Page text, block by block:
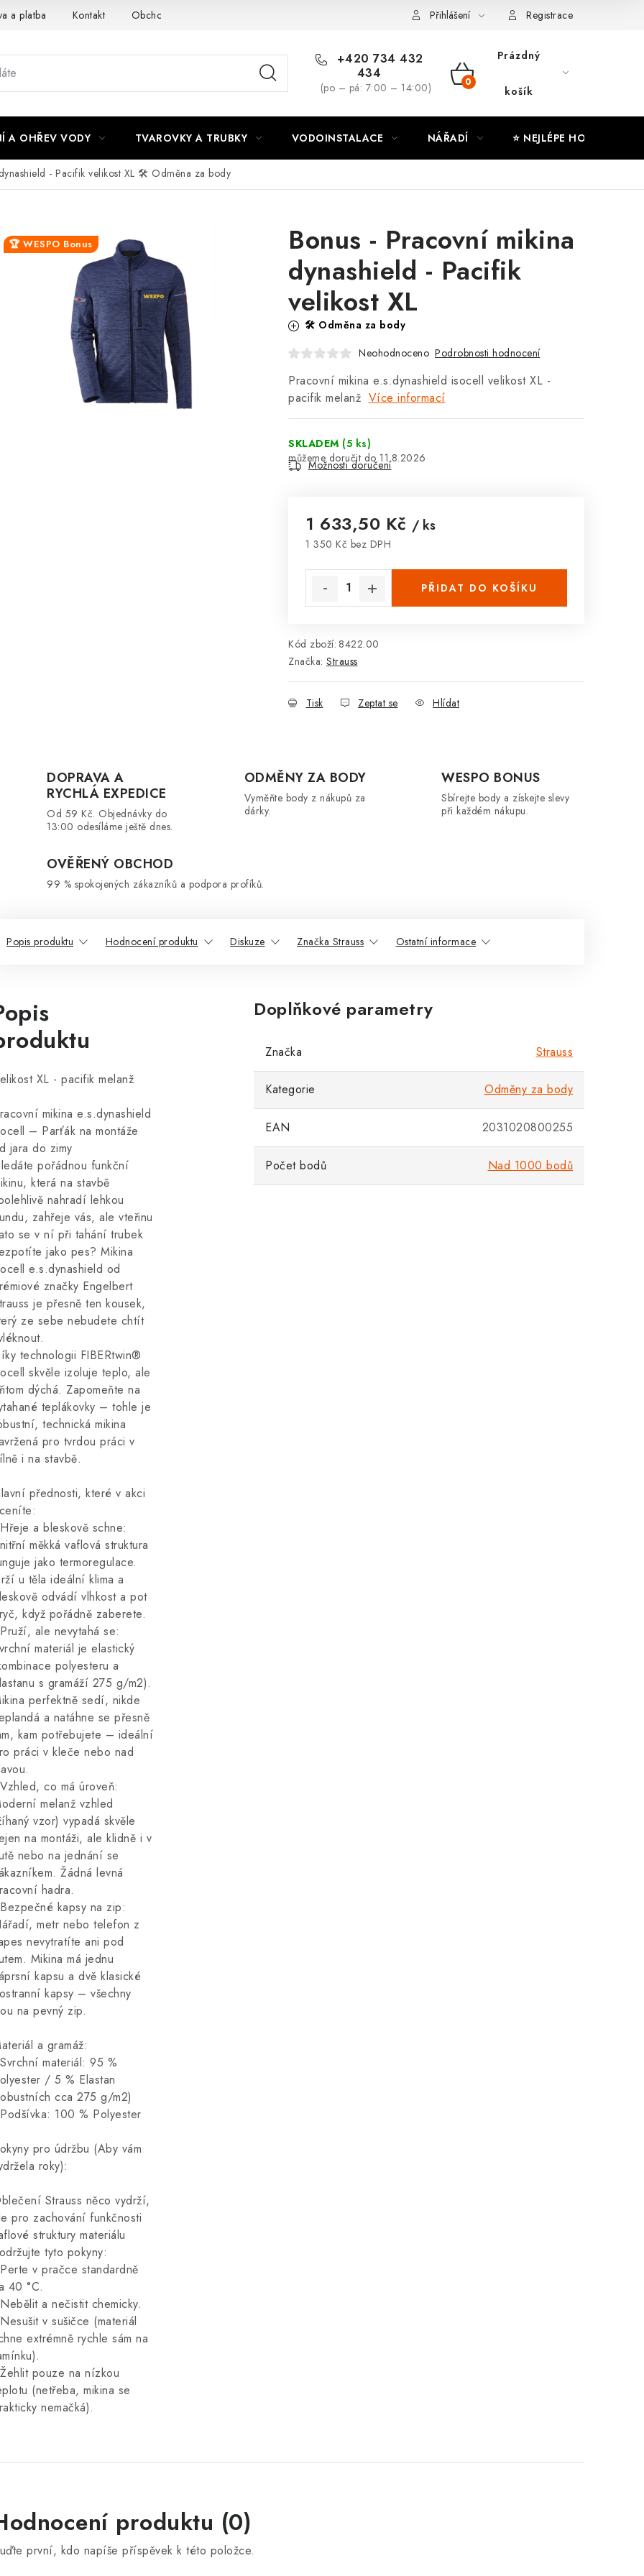
a platba Kontakt Obchodní podmínky Moje objednávka
Přihlášení Registrace
+420 734 432
434
(po – pá: 7:00 – 14:00)
NÁKUPNÍ
Prázdný
košík
A OHŘEV VODY TVAROVKY A TRUBKY VODOINSTALACE NÁŘADÍ ⭐ NEJLÉPE HODNOCENÉ
- Pacifik velikost XL 🛠️ Odměna za body
Bonus - Pracovní mikina
dynashield - Pacifik
velikost XL
🛠️ Odměna za body
Neohodnoceno Podrobnosti hodnocení
Pracovní mikina e.s.dynashield isocell velikost XL -
pacifik melanž Více informací
SKLADEM (5 ks)
11.8.2026
Možnosti doručení
1 633,50 Kč / ks
1 350 Kč bez DPH
PŘIDAT DO KOŠÍKU
Kód zboží: 8422.00
Značka: Strauss
Tisk Zeptat se Hlídat
🏆 WESPO Bonus
DOPRAVA A
RYCHLÁ EXPEDICE
Od 59 Kč. Objednávky do
13:00 odesíláme ještě dnes.
ODMĚNY ZA BODY
Vyměňte body z nákupů za
dárky.
WESPO BONUS
Sbírejte body a získejte slevy
při každém nákupu.
OVĚŘENÝ OBCHOD
99 % spokojených zákazníků a podpora profíků.
Popis produktu Hodnocení produktu Diskuze Značka Strauss Ostatní informace
XL - pacifik melanž
mikina e.s.dynashield
– Parťák na montáže
jara do zimy
pořádnou funkční
která na stavbě
nahradí lehkou
zahřeje vás, ale vteřinu
se v ní při tahání trubek
jako pes? Mikina
e.s.dynashield od
značky Engelbert
je přesně ten kousek,
ze sebe nebudete chtít
technologii FIBERtwin®
skvěle izoluje teplo, ale
dýchá. Zapomeňte na
teplákovky – tohle je
technická mikina
pro tvrdou práci v
i na stavbě.
přednosti, které v akci
Hřeje a bleskově schne:
měkká vaflová struktura
jako termoregulace.
u těla ideální klima a
odvádí vlhkost a pot
když pořádně zaberete.
Pruží, ale nevytahá se:
materiál je elastický
polyesteru a
s gramáží 275 g/m2).
perfektně sedí, nikde
a natáhne se přesně
kam potřebujete – ideální
práci v kleče nebo nad
Vzhled, co má úroveň:
melanž vzhled
vzor) vypadá skvěle
na montáži, ale klidně i v
nebo na jednání se
Žádná levná
hadra.
Bezpečné kapsy na zip:
metr nebo telefon z
nevytratíte ani pod
Mikina má jednu
kapsu a dvě klasické
kapsy – všechny
na pevný zip.
a gramáž:
Svrchní materiál: 95 %
/ 5 % Elastan
cca 275 g/m2)
Podšívka: 100 % Polyester
pro údržbu (Aby vám
roky):
Strauss něco vydrží,
pro zachování funkčnosti
struktury materiálu
tyto pokyny:
Perte v pračce standardně
40 °C.
Nebělit a nečistit chemicky.
Nesušit v sušičce (materiál
extrémně rychle sám na
Žehlit pouze na nízkou
(netřeba, mikina se
nemačká).
Doplňkové parametry
Značka Strauss
Kategorie Odměny za body
EAN 2031020800255
Počet bodů Nad 1000 bodů
produktu (0)
první, kdo napíše příspěvek k této položce.
Stačí napsat, poradíme s čímkoli.